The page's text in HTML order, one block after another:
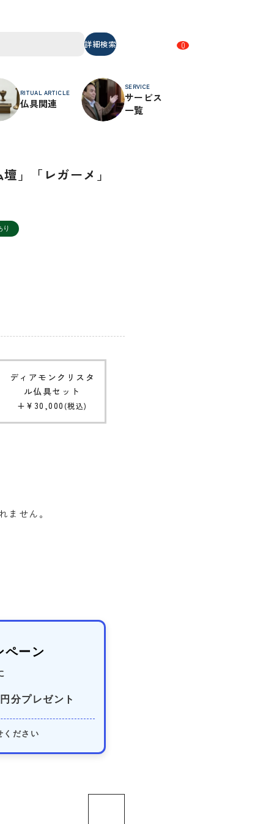
詳細検索 0
RITUAL ARTICLE
仏具関連
SERVICE
サービス
一覧
」「レガーメ」
り
ディアモンクリスタ
ル仏具セット
+ ¥ 30,000 税込
ません。
ペーン
円分プレゼント
ください